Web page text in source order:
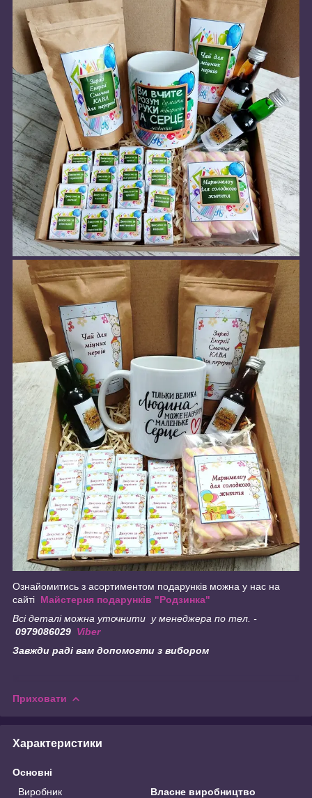
Ознайомитись з асортиментом подарунків можна у нас на
сайті Майстерня подарунків "Родзинка"
Всі деталі можна уточнити у менеджера по тел. -
0979086029 Viber
Завжди раді вам допомогти з вибором
Приховати
Характеристики
Основні
Виробник
Власне виробництво